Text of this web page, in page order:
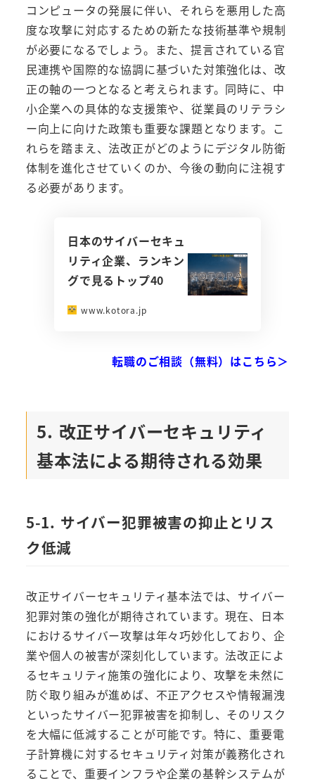
コンピュータの発展に伴い、それらを悪用した高
度な攻撃に対応するための新たな技術基準や規制
が必要になるでしょう。また、提言されている官
民連携や国際的な協調に基づいた対策強化は、改
正の軸の一つとなると考えられます。同時に、中
小企業への具体的な支援策や、従業員のリテラシ
ー向上に向けた政策も重要な課題となります。こ
れらを踏まえ、法改正がどのようにデジタル防衛
体制を進化させていくのか、今後の動向に注視す
る必要があります。
日本のサイバーセキュ
リティ企業、ランキン
グで見るトップ40
www.kotora.jp
転職のご相談（無料）はこちら＞
5. 改正サイバーセキュリティ
基本法による期待される効果
5-1. サイバー犯罪被害の抑止とリス
ク低減
改正サイバーセキュリティ基本法では、サイバー
犯罪対策の強化が期待されています。現在、日本
におけるサイバー攻撃は年々巧妙化しており、企
業や個人の被害が深刻化しています。法改正によ
るセキュリティ施策の強化により、攻撃を未然に
防ぐ取り組みが進めば、不正アクセスや情報漏洩
といったサイバー犯罪被害を抑制し、そのリスク
を大幅に低減することが可能です。特に、重要電
子計算機に対するセキュリティ対策が義務化され
ることで、重要インフラや企業の基幹システムが